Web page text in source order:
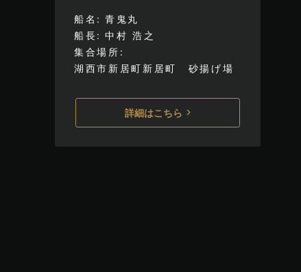
船名
青鬼丸
船長
中村 浩之
集合場所
湖西市新居町新居町 砂揚げ場
詳細はこちら